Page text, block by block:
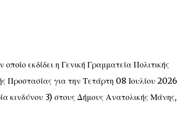
εκδίδει η Γενική Γραμματεία Πολιτικής
Προστασίας για την Τετάρτη 08 Ιουλίου 2026
κινδύνου 3) στους Δήμους Ανατολικής Μάνης,